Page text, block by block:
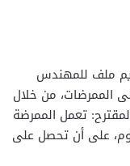
ملف للمهندس
الممرضات، من خلال
تعمل الممرضة
12 ساعة في اليوم، على أن تحصل على